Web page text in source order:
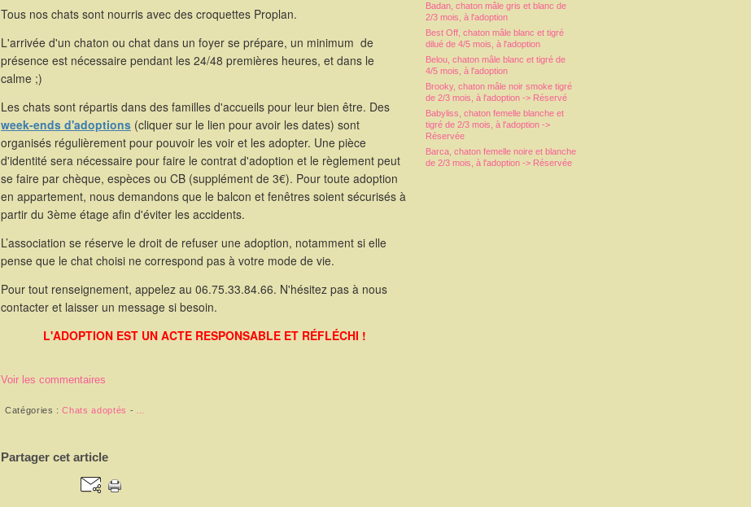
Badan, chaton mâle gris et blanc de
2/3 mois, à l'adoption
Best Off, chaton mâle blanc et tigré
dilué de 4/5 mois, à l'adoption
Belou, chaton mâle blanc et tigré de
4/5 mois, à l'adoption
Brooky, chaton mâle noir smoke tigré
de 2/3 mois, à l'adoption -> Réservé
Babyliss, chaton femelle blanche et
tigré de 2/3 mois, à l'adoption ->
Réservée
Barca, chaton femelle noire et blanche
de 2/3 mois, à l'adoption -> Réservée
Tous nos chats sont nourris avec des croquettes Proplan.
L'arrivée d'un chaton ou chat dans un foyer se prépare, un minimum de
présence est nécessaire pendant les 24/48 premières heures, et dans le
calme ;)
Les chats sont répartis dans des familles d'accueils pour leur bien être. Des
week-ends d'adoptions (cliquer sur le lien pour avoir les dates) sont
organisés régulièrement pour pouvoir les voir et les adopter. Une pièce
d'identité sera nécessaire pour faire le contrat d'adoption et le règlement peut
se faire par chèque, espèces ou CB (supplément de 3€). Pour toute adoption
en appartement, nous demandons que le balcon et fenêtres soient sécurisés à
partir du 3ème étage afin d'éviter les accidents.
L’association se réserve le droit de refuser une adoption, notamment si elle
pense que le chat choisi ne correspond pas à votre mode de vie.
Pour tout renseignement, appelez au 06.75.33.84.66. N'hésitez pas à nous
contacter et laisser un message si besoin.
L'ADOPTION EST UN ACTE RESPONSABLE ET RÉFLÉCHI !
Voir les commentaires
Catégories :Chats adoptés -
Partager cet article